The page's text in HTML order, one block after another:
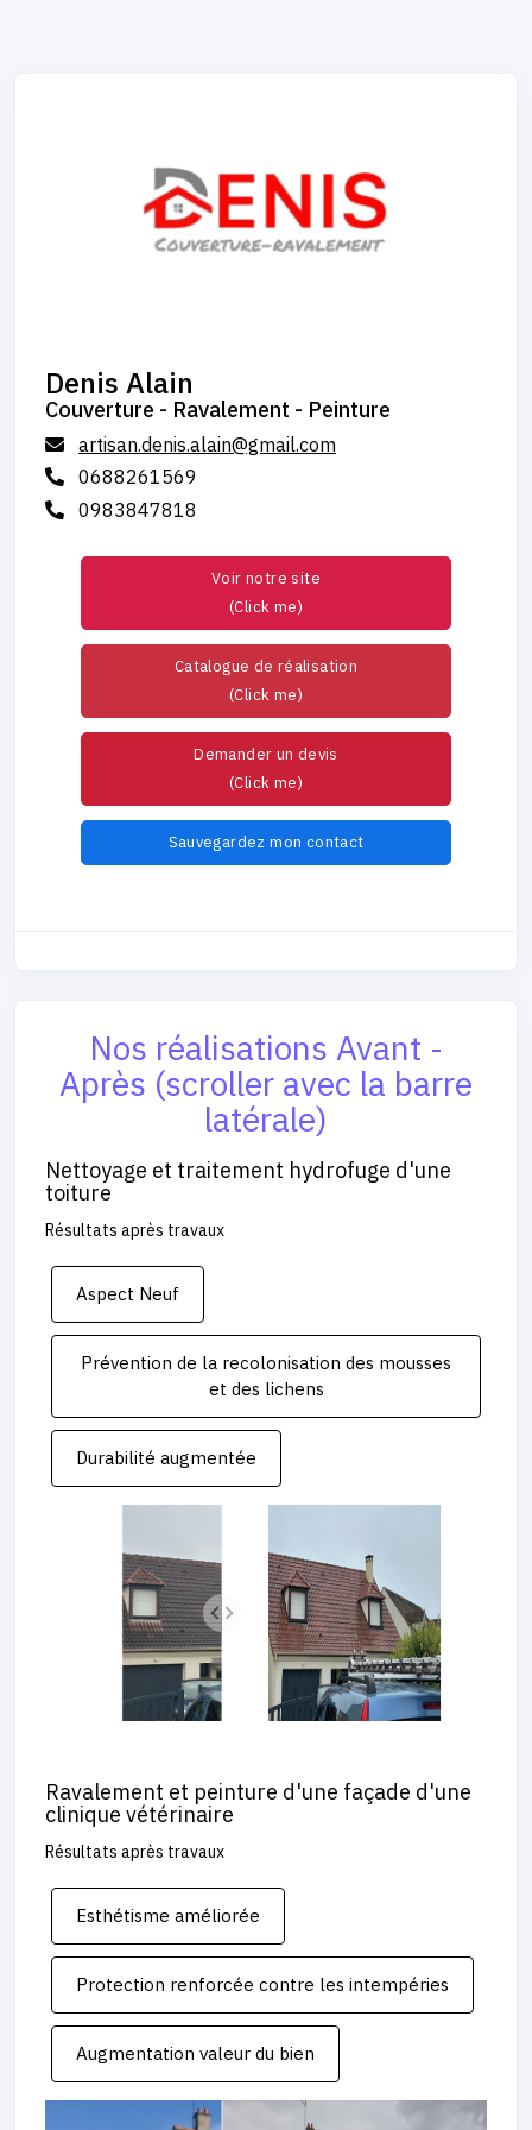
Denis Alain
Couverture - Ravalement - Peinture
artisan.denis.alain@gmail.com
0688261569
0983847818
Voir notre site
(Click me)
Catalogue de réalisation
(Click me)
Demander un devis
(Click me)
Sauvegardez mon contact
Nos réalisations Avant -
Après (scroller avec la barre
latérale)
Nettoyage et traitement hydrofuge d'une
toiture
Résultats après travaux
Aspect Neuf
Prévention de la recolonisation des mousses
et des lichens
Durabilité augmentée
Ravalement et peinture d'une façade d'une
clinique vétérinaire
Résultats après travaux
Esthétisme améliorée
Protection renforcée contre les intempéries
Augmentation valeur du bien